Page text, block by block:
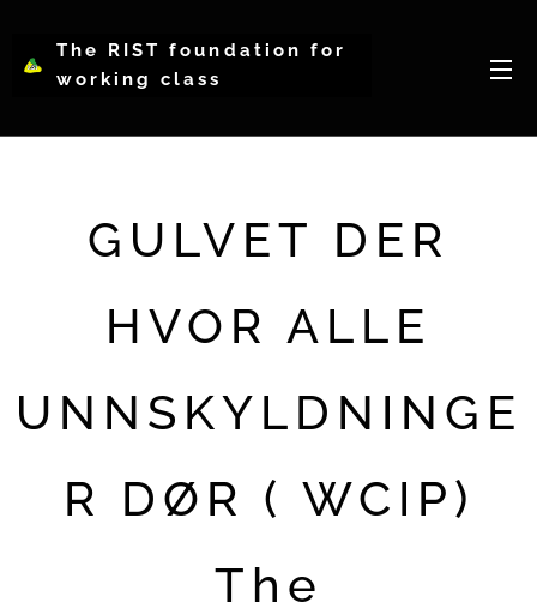
The RIST foundation for
working class
WCIP
GULVET DER
HVOR ALLE
UNNSKYLDNINGE
R DØR ( WCIP)
The